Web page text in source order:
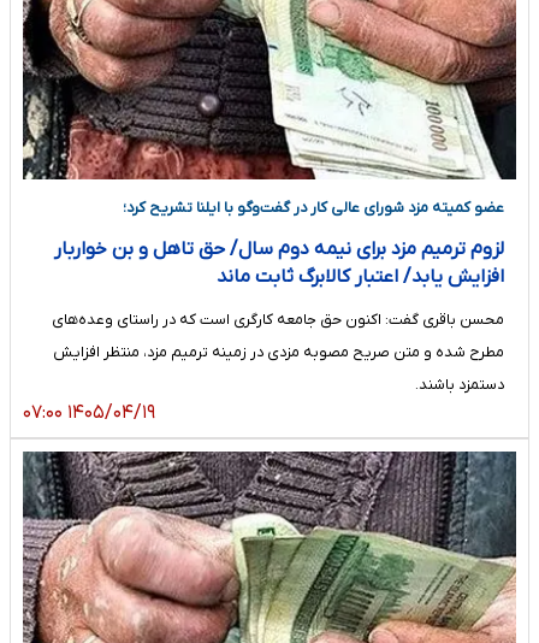
عضو کمیته مزد شورای عالی کار در گفت‌وگو با ایلنا تشریح کرد؛
لزوم ترمیم مزد برای نیمه دوم سال/ حق تاهل و بن خواربار
افزایش یابد/ اعتبار کالابرگ ثابت ماند
محسن باقری گفت: اکنون حق جامعه کارگری است که در راستای وعده‌های
مطرح شده و متن صریح مصوبه مزدی در زمینه ترمیم مزد، منتظر افزایش
دستمزد باشند.
۱۴۰۵/۰۴/۱۹ ۰۷:۰۰